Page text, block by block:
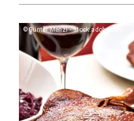
©Günter Menzl - stock.adobe.com